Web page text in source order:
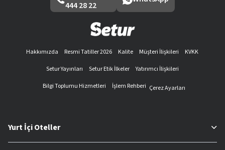
444 28 22
Hakkımızda Resmi Tatiller 2026 Kalite Müşteri İlişkileri
KVKK
Setur Yayınları
Setur Etik İlkeler
Yatırımcı İlişkileri
Bilgi Toplumu Hizmetleri
İşlem Rehberi Çerez Ayarları
Yurt İçi Oteller